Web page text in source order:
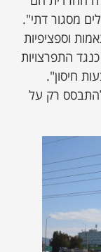
מסגור דתי".
וספציפיות
התפרצויות
חיסון".
רק על